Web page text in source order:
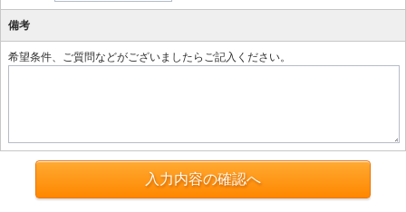
備考
希望条件、ご質問などがございましたらご記入ください。
入力内容の確認へ